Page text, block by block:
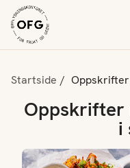
Startside
Oppskrifter
Oppskrifter
Oppskrifter
i
Sticky asiatisk